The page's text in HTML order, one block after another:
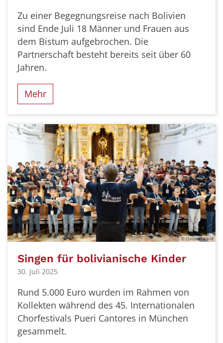
Zu einer Begegnungsreise nach Bolivien
sind Ende Juli 18 Männer und Frauen aus
dem Bistum aufgebrochen. Die
Partnerschaft besteht bereits seit über 60
Jahren.
Mehr
© Christian Klenk
Singen für bolivianische Kinder
30. Juli 2025
Rund 5.000 Euro wurden im Rahmen von
Kollekten während des 45. Internationalen
Chorfestivals Pueri Cantores in München
gesammelt.